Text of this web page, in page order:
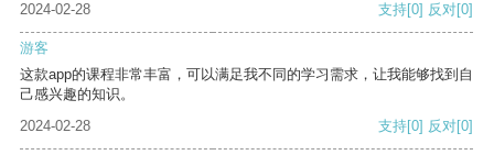
2024-02-28 支持[0] 反对[0]
游客
这款app的课程非常丰富，可以满足我不同的学习需求，让我能够找到自
己感兴趣的知识。
2024-02-28
支持[0] 反对[0]